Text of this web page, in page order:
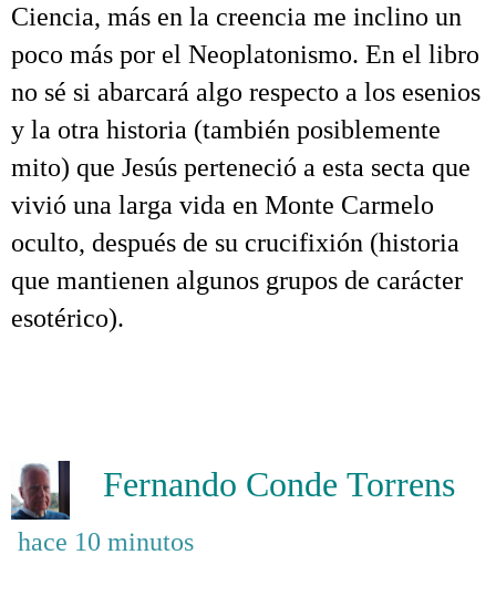
Ciencia, más en la creencia me inclino un
poco más por el Neoplatonismo. En el libro
no sé si abarcará algo respecto a los esenios
y la otra historia (también posiblemente
mito) que Jesús perteneció a esta secta que
vivió una larga vida en Monte Carmelo
oculto, después de su crucifixión (historia
que mantienen algunos grupos de carácter
esotérico).
Fernando Conde Torrens
hace 10 minutos